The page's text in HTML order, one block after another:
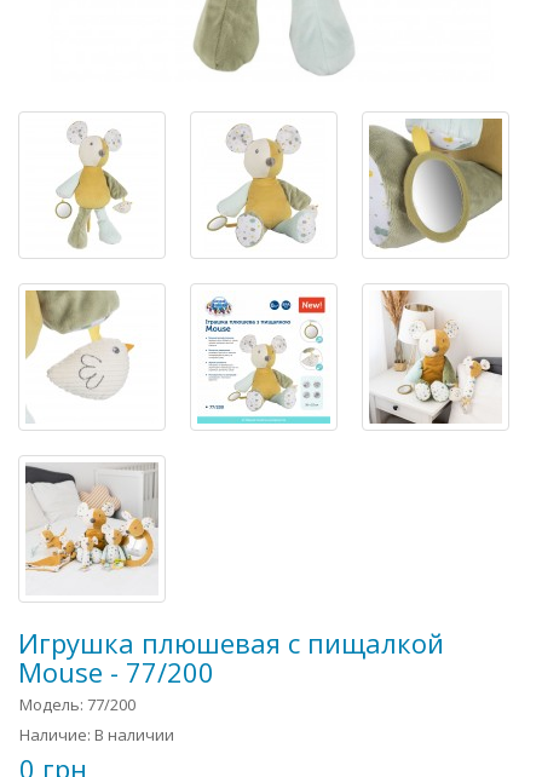
Игрушка плюшевая с пищалкой
Mouse - 77/200
Модель: 77/200
Наличие: В наличии
0 грн